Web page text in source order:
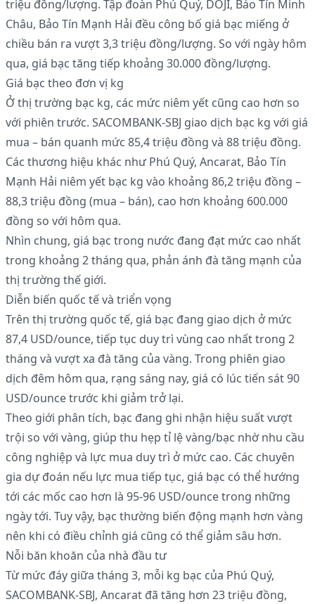
triệu đồng/lượng. Tập đoàn Phú Quý, DOJI, Bảo Tín Minh
Châu, Bảo Tín Mạnh Hải đều công bố giá bạc miếng ở
chiều bán ra vượt 3,3 triệu đồng/lượng. So với ngày hôm
qua, giá bạc tăng tiếp khoảng 30.000 đồng/lượng.
Giá bạc theo đơn vị kg
Ở thị trường bạc kg, các mức niêm yết cũng cao hơn so
với phiên trước. SACOMBANK-SBJ giao dịch bạc kg với giá
mua – bán quanh mức 85,4 triệu đồng và 88 triệu đồng.
Các thương hiệu khác như Phú Quý, Ancarat, Bảo Tín
Mạnh Hải niêm yết bạc kg vào khoảng 86,2 triệu đồng –
88,3 triệu đồng (mua – bán), cao hơn khoảng 600.000
đồng so với hôm qua.
Nhìn chung, giá bạc trong nước đang đạt mức cao nhất
trong khoảng 2 tháng qua, phản ánh đà tăng mạnh của
thị trường thế giới.
Diễn biến quốc tế và triển vọng
Trên thị trường quốc tế, giá bạc đang giao dịch ở mức
87,4 USD/ounce, tiếp tục duy trì vùng cao nhất trong 2
tháng và vượt xa đà tăng của vàng. Trong phiên giao
dịch đêm hôm qua, rạng sáng nay, giá có lúc tiến sát 90
USD/ounce trước khi giảm trở lại.
Theo giới phân tích, bạc đang ghi nhận hiệu suất vượt
trội so với vàng, giúp thu hẹp tỉ lệ vàng/bạc nhờ nhu cầu
công nghiệp và lực mua duy trì ở mức cao. Các chuyên
gia dự đoán nếu lực mua tiếp tục, giá bạc có thể hướng
tới các mốc cao hơn là 95-96 USD/ounce trong những
ngày tới. Tuy vậy, bạc thường biến động mạnh hơn vàng
nên khi có điều chỉnh giá cũng có thể giảm sâu hơn.
Nỗi băn khoăn của nhà đầu tư
Từ mức đáy giữa tháng 3, mỗi kg bạc của Phú Quý,
SACOMBANK-SBJ, Ancarat đã tăng hơn 23 triệu đồng,